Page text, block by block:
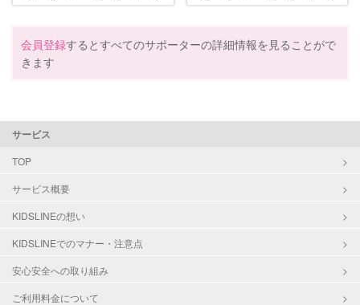
会員登録するとすべてのサポーターの詳細情報を見ることがで
きます
サービス
TOP
サービス概要
KIDSLINEの想い
KIDSLINEでのマナー・注意点
安心安全への取り組み
ご利用料金について